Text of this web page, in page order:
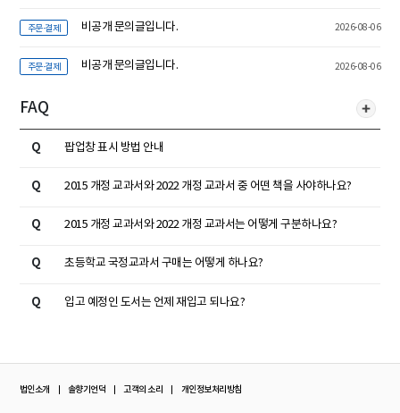
주문·결제 비공개 문의글입니다. 2026-08-06
주문·결제 비공개 문의글입니다. 2026-08-06
FAQ
Q 팝업창 표시 방법 안내
Q 2015 개정 교과서와 2022 개정 교과서 중 어떤 책을 사야하나요?
Q 2015 개정 교과서와 2022 개정 교과서는 어떻게 구분하나요?
Q 초등학교 국정교과서 구매는 어떻게 하나요?
Q 입고 예정인 도서는 언제 재입고 되나요?
법인소개 솔향기언덕 고객의 소리 개인정보처리방침